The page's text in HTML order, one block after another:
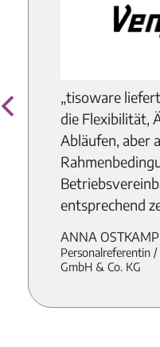
„tisoware
die Flexibilität,
Abläufen, aber
entsprechend
ANNA OSTKAMP
Personalreferentin
GmbH & Co. KG